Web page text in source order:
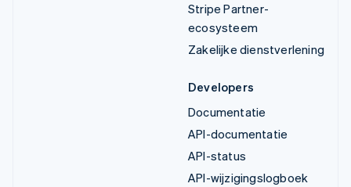
Stripe Partner-
ecosysteem
Zakelijke dienstverlening
Developers
Documentatie
API-documentatie
API-status
API-wijzigingslogboek